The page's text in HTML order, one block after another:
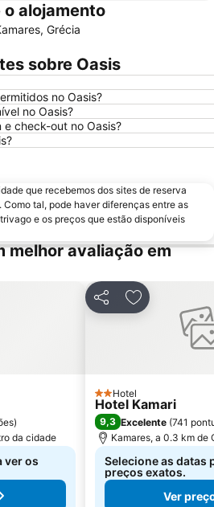
alojamento
Grécia
sobre Oasis
no Oasis?
no Oasis?
check-out no Oasis?
que recebemos dos sites de reserva
Como tal, pode haver diferenças entre as
e os preços que estão disponíveis
melhor avaliação em
)
da cidade
ver os
PartilharAdicionar
2 Estrelas
Hotel
Hotel Kamari
9,3 Excelente (741
Kamares, a 0.3 km de
Selecione as datas
preços exatos.
Ver